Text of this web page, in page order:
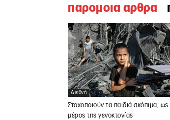
παρομοια αρθρα
Διεθνή
Στοχοποιούν τα παιδιά σκόπιμα, ως
μέρος της γενοκτονίας